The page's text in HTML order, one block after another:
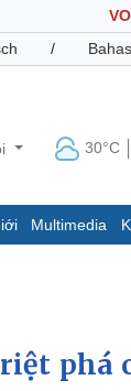
/
30°C
Multimedia
VOV phá